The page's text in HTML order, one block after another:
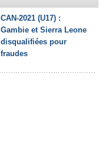
CAN-2021 (U17) :
Gambie et Sierra Leone
disqualifiées pour
fraudes